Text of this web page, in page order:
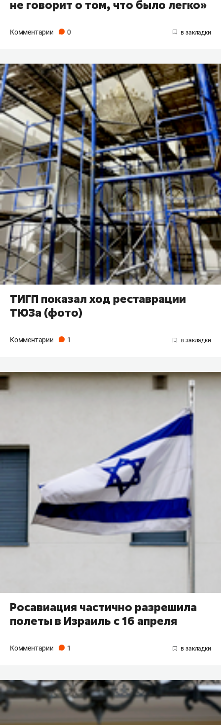
не говорит о том, что было легко»
Комментарии 0
ТИГП показал ход реставрации
ТЮЗа (фото)
Комментарии 1
Росавиация частично разрешила
полеты в Израиль с 16 апреля
Комментарии 1